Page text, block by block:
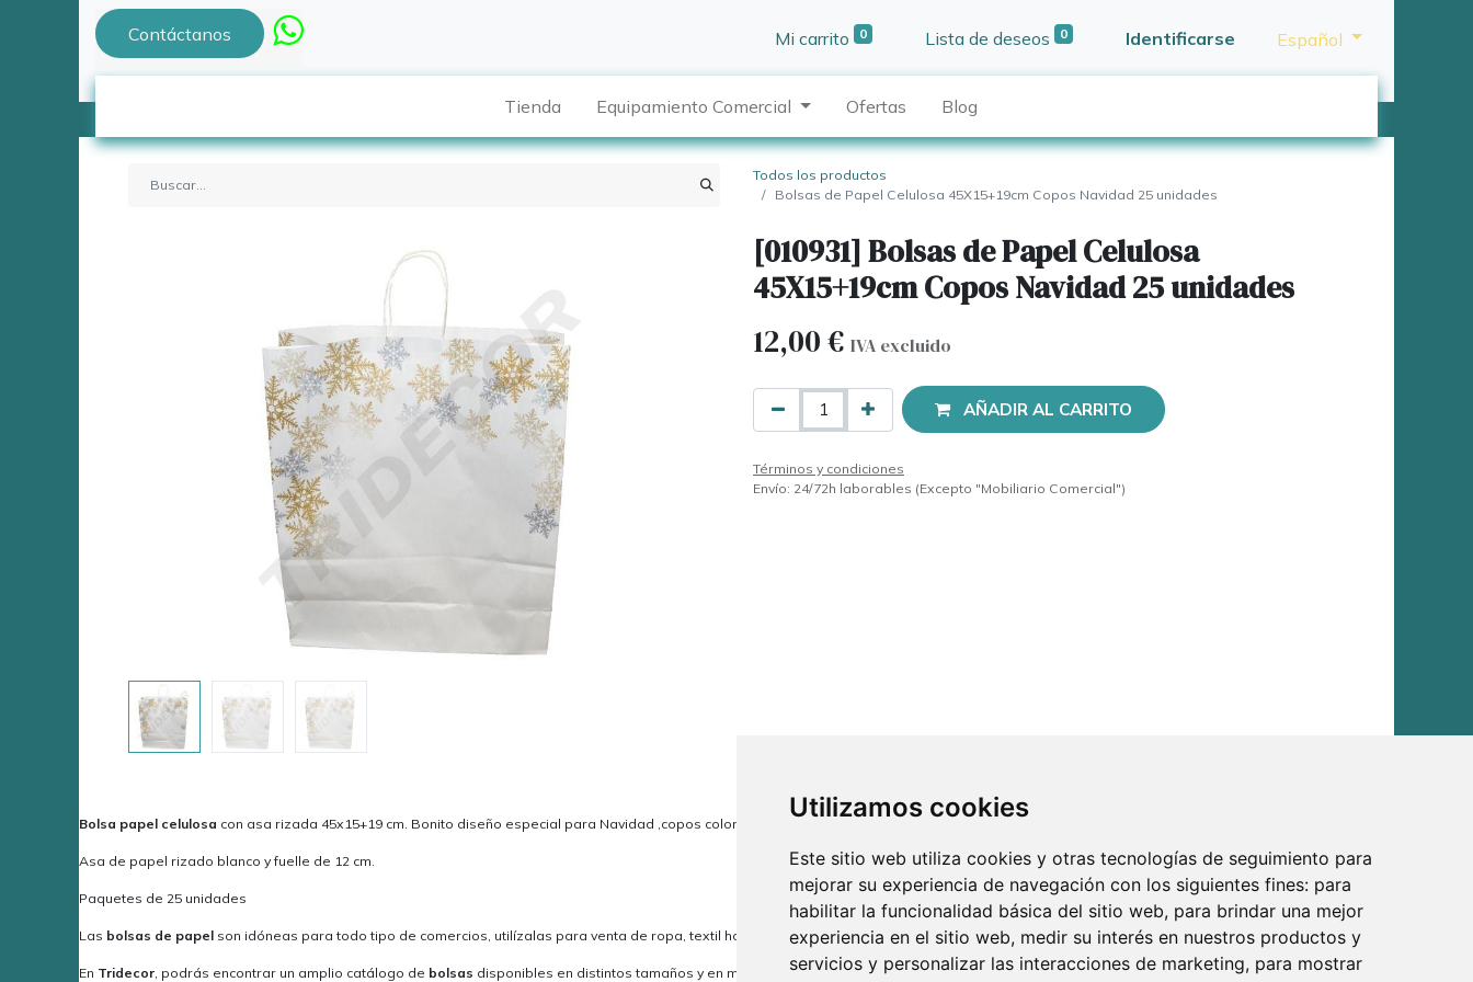
Utilizamos cookies
Este sitio web utiliza cookies y otras tecnologías de seguimiento para
mejorar su experiencia de navegación con los siguientes fines: para
habilitar la funcionalidad básica del sitio web, para brindar una mejor
experiencia en el sitio web, medir su interés en nuestros productos y
servicios y personalizar las interacciones de marketing, para mostrar
Contáctanos Mi carrito 0 Lista de deseos 0 Identificarse Español
Tienda Equipamiento Comercial Ofertas Blog
Todos los productos
Bolsas de Papel Celulosa 45X15+19cm Copos Navidad 25 unidades
[010931] Bolsas de Papel Celulosa
45X15+19cm Copos Navidad 25 unidades
12,00€ IVA excluido
AÑADIR AL CARRITO
Términos y condiciones
Envío: 24/72h laborables (Excepto "Mobiliario Comercial")
Bolsa papel celulosa con asa rizada 45x15+19 cm. Bonito diseño especial para Navidad ,copos color plata y dorado.
Asa de papel rizado blanco y fuelle de 12 cm.
Paquetes de 25 unidades
Las bolsas de papel son idóneas para todo tipo de comercios, utilízalas para venta de ropa, textil hogar e incluso comobolsa para regalos.
En Tridecor, podrás encontrar un amplio catálogo de bolsas disponibles en distintos tamaños y en multitud de colores lisos y estampados.